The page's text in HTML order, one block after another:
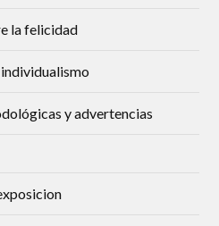
la felicidad
y advertencias